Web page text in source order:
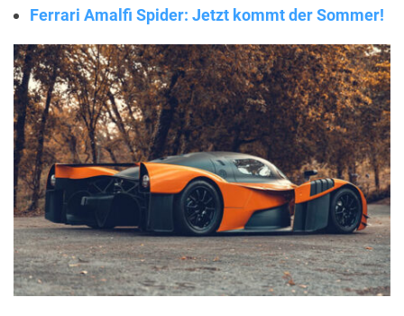
Ferrari Amalfi Spider: Jetzt kommt der Sommer!